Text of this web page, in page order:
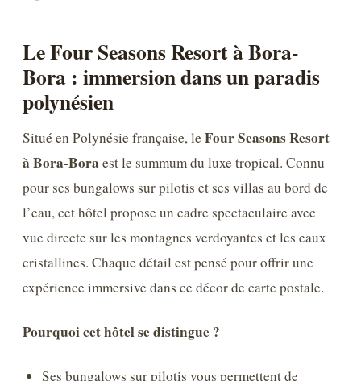
Le Four Seasons Resort à Bora-
Bora : immersion dans un paradis
polynésien
Situé en Polynésie française, le Four Seasons Resort
à Bora-Bora est le summum du luxe tropical. Connu
pour ses bungalows sur pilotis et ses villas au bord de
l’eau, cet hôtel propose un cadre spectaculaire avec
vue directe sur les montagnes verdoyantes et les eaux
cristallines. Chaque détail est pensé pour offrir une
expérience immersive dans ce décor de carte postale.
Pourquoi cet hôtel se distingue ?
Ses bungalows sur pilotis vous permettent de